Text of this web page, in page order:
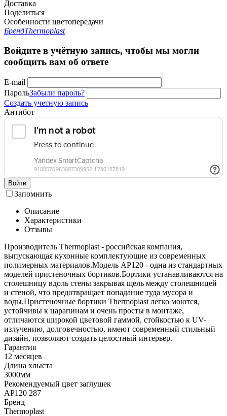
Доставка
Поделиться
Особенности цветопередачи
БрендThermoplast
Войдите в учётную запись, чтобы мы могли
сообщить вам об ответе
E-mail
ПарольЗабыли пароль?
Создать учетную запись
Антибот
Войти
Запомнить
Описание
Характеристики
Отзывы
Производитель Thermoplast - российская компания,
выпускающая кухонные комплектующие из современных
полимерных материалов.Модель АР120 - одна из стандартных
моделей пристеночных бортиков.Бортики устанавливаются на
столешницу вдоль стены закрывая щель между столешницей
и стеной, что предотвращает попадание туда мусора и
воды.Пристеночные бортики Thermoplast легко моются,
устойчивы к царапинам и очень просты в монтаже,
отличаются широкой цветовой гаммой, стойкостью к UV-
излучению, долговечностью, имеют современный стильный
дизайн, позволяют создать целостный интерьер.
Гарантия
12 месяцев
Длина хлыста
3000мм
Рекомендуемый цвет заглушек
АР120 287
Бренд
Thermoplast